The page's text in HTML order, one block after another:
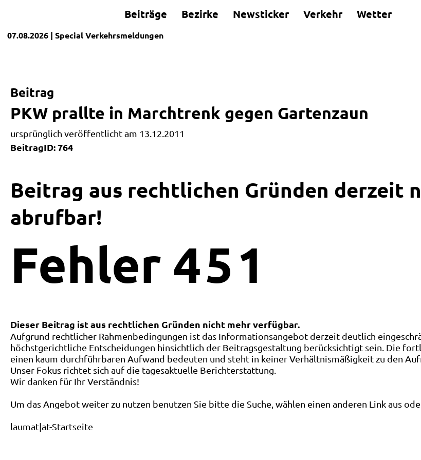
Beiträge Bezirke Newsticker Verkehr Wetter
07.08.2026 | SpecialVerkehrsmeldungen
Beitrag
PKW prallte in Marchtrenk gegen Gartenzaun
ursprünglich veröffentlicht am 13.12.2011
BeitragID: 764
Beitrag aus rechtlichen Gründen derzeit
abrufbar!
Fehler 4 5 1
Dieser Beitrag ist aus rechtlichen Gründen nicht mehr verfügbar.
Aufgrund rechtlicher Rahmenbedingungen ist das Informationsangebot derzeit deutlich
höchstgerichtliche Entscheidungen hinsichtlich der Beitragsgestaltung berücksichtigt sein. Die
einen kaum durchführbaren Aufwand bedeuten und steht in keiner Verhältnismäßigkeit zu den
Unser Fokus richtet sich auf die tagesaktuelle Berichterstattung.
Wir danken für Ihr Verständnis!
Um das Angebot weiter zu nutzen benutzen Sie bitte die Suche, wählen einen anderen Link aus
laumat|at-Startseite